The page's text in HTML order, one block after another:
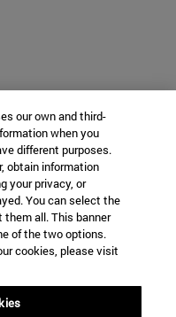
our own and third-
when you
different purposes.
obtain information
your privacy, or
You can select the
all. This banner
of the two options.
cookies, please visit